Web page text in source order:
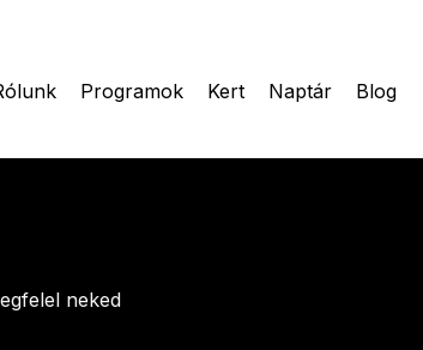
Programok Kert Naptár Blog
neked